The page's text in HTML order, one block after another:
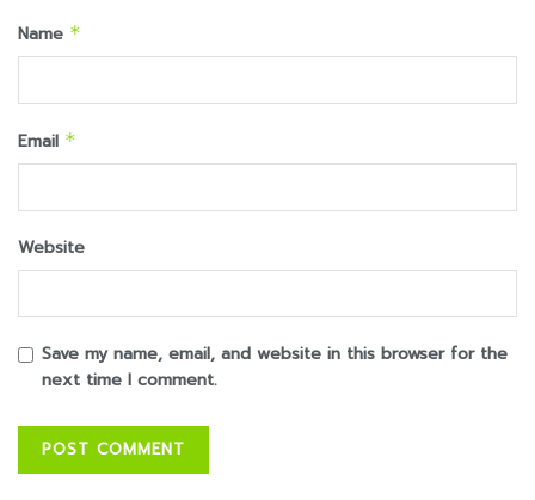
Name *
Email *
Website
Save my name, email, and website in this browser for the
next time I comment.